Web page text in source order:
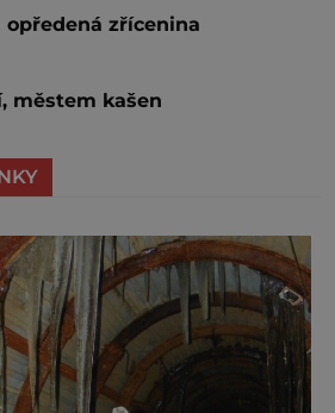
opředená zřícenina
městem kašen